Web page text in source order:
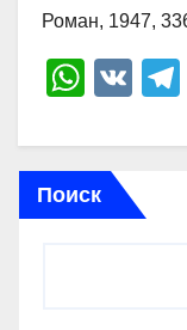
Роман, 1947,
W
at
s
A
V
Поиск